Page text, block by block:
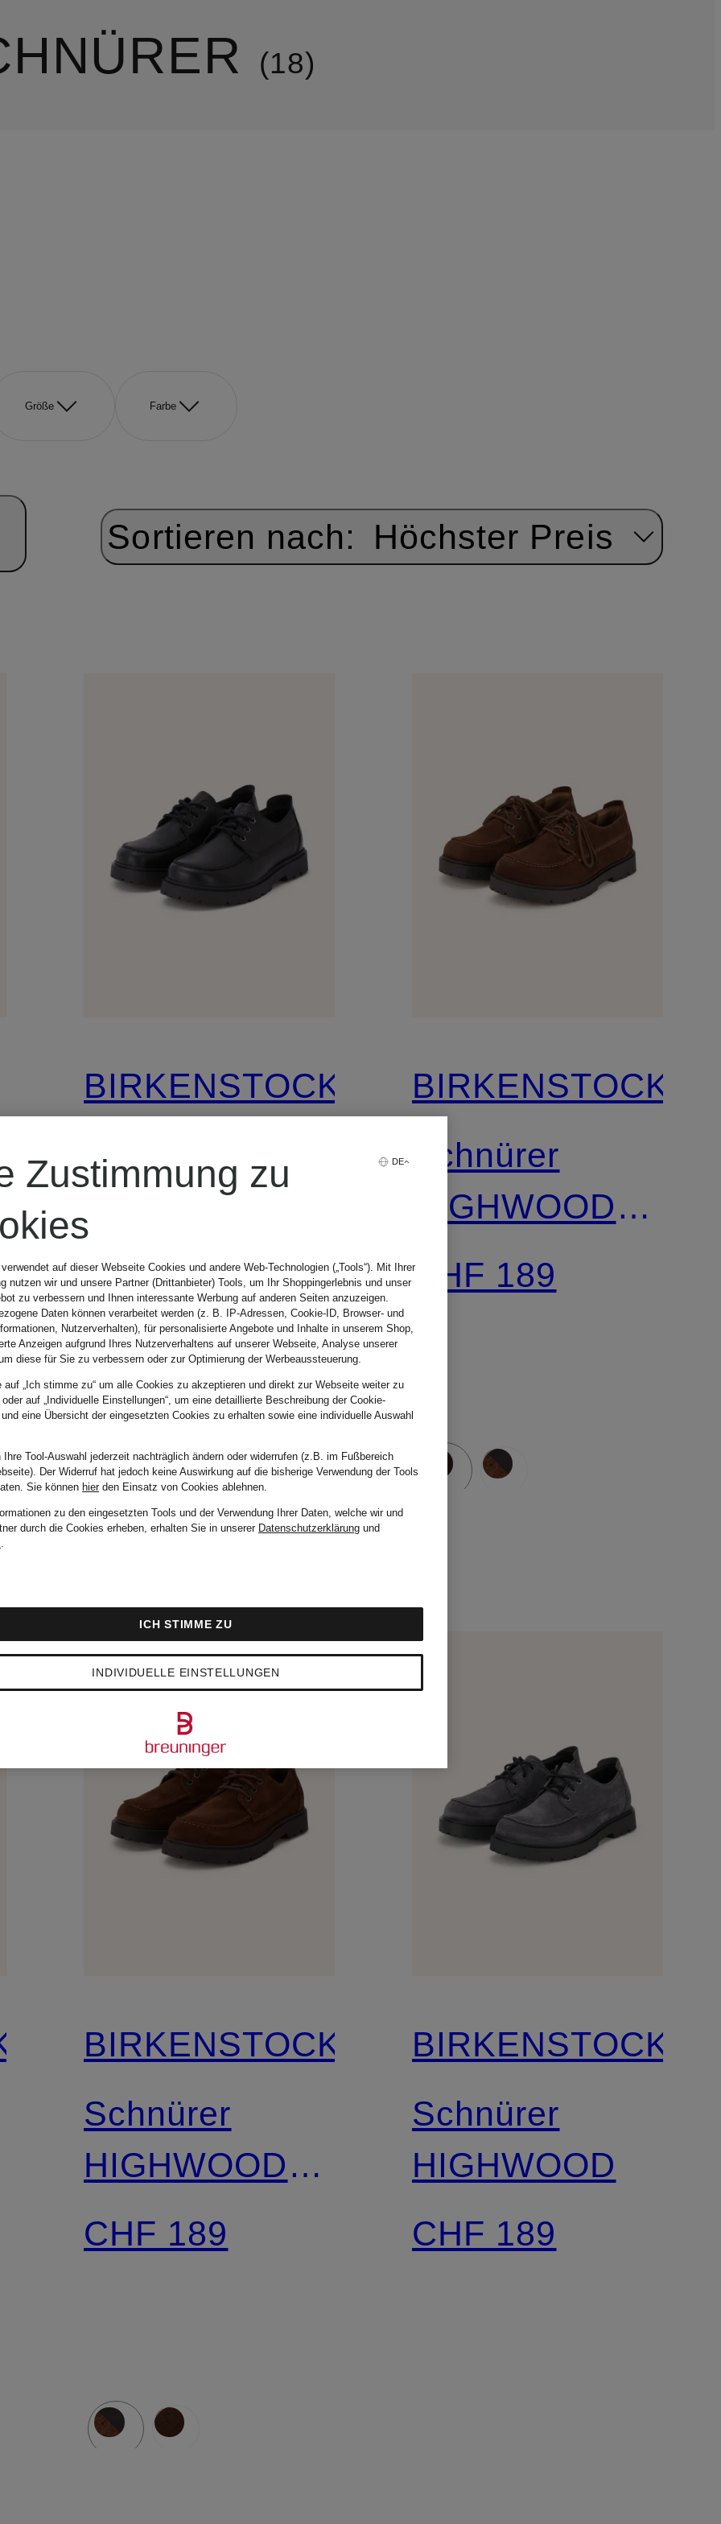
18
Größe Farbe
Sortieren nach: Höchster Preis
BIRKENSTOCK
Schnürer
HIGHWOOD
MOC LACE
LOW
CHF 189
BIRKENSTOCK
Schnürer
HIGHWOOD
MOC LACE
CHF 189
BIRKENSTOCK
Schnürer
HIGHWOOD
MOC LACE
CHF 189
BIRKENSTOCK
Schnürer
HIGHWOOD
CHF 189
DE
Zustimmung zu
auf dieser Webseite Cookies und andere Web-Technologien („Tools“). Mit Ihrer
nutzen wir und unsere Partner (Drittanbieter) Tools, um Ihr Shoppingerlebnis und unser
zu verbessern und Ihnen interessante Werbung auf anderen Seiten anzuzeigen.
Daten können verarbeitet werden (z. B. IP-Adressen, Cookie-ID, Browser- und
Nutzerverhalten), für personalisierte Angebote und Inhalte in unserem Shop,
Anzeigen aufgrund Ihres Nutzerverhaltens auf unserer Webseite, Analyse unserer
diese für Sie zu verbessern oder zur Optimierung der Werbeaussteuerung.
auf „Ich stimme zu“ um alle Cookies zu akzeptieren und direkt zur Webseite weiter zu
auf „Individuelle Einstellungen“, um eine detaillierte Beschreibung der Cookie-
eine Übersicht der eingesetzten Cookies zu erhalten sowie eine individuelle Auswahl
Ihre Tool-Auswahl jederzeit nachträglich ändern oder widerrufen (z.B. im Fußbereich
Der Widerruf hat jedoch keine Auswirkung auf die bisherige Verwendung der Tools
Sie können hierden Einsatz von Cookies ablehnen.
zu den eingesetzten Tools und der Verwendung Ihrer Daten, welche wir und
durch die Cookies erheben, erhalten Sie in unserer Datenschutzerklärung und
.
INDIVIDUELLE EINSTELLUNGEN
ICH STIMME ZU